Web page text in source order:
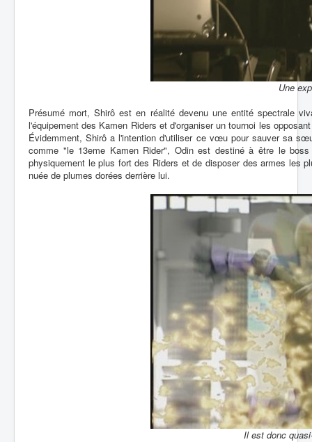
Une
Présumé mort, Shirô est en réalité devenu une entité spectrale
l'équipement des Kamen Riders et d'organiser un tournoi les
Évidemment, Shirô a l'intention d'utiliser ce vœu pour sauver sa
comme "le 13eme Kamen Rider", Odin est destiné à être le
physiquement le plus fort des Riders et de disposer des armes les
nuée de plumes dorées derrière lui.
Il est donc